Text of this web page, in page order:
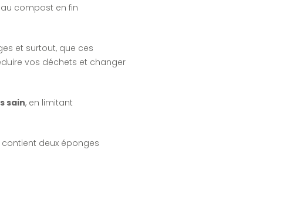
compost en fin
et surtout, que ces
vos déchets et changer
sain, en limitant
contient deux éponges